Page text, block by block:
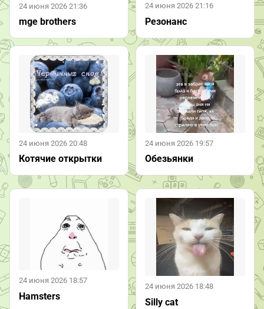
24 июня 2026 21:36
mge brothers
24 июня 2026 21:16
Резонанс
24 июня 2026 20:48
Котячие открытки
24 июня 2026 19:57
Обезьянки
24 июня 2026 18:57
Hamsters
24 июня 2026 18:48
Silly cat